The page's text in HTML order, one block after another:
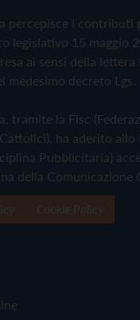
percepisce i
legislativo 15 maggio
ai sensi della lettera
medesimo decreto Lgs.
tramite la Fisc
ha aderito allo
Pubblicitaria)
della Comunicazione